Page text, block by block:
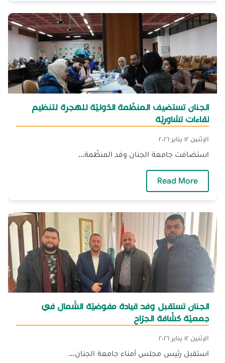
الجنان تستضيف المنظّمة الدّوليّة للهجرة لتنظيم
لقاءات تشاوريّة
الإثنين ١٢ يناير ٢٠٢٦
استضافت جامعة الجنان وفد المنظّمة...
Read More
الجنان تستقبل وفد قيادة مفوضيّة الشّمال في
جمعيّة كشّافة الجرّاح
الإثنين ١٢ يناير ٢٠٢٦
استقبل رئيس مجلس أمناء جامعة الجنان...